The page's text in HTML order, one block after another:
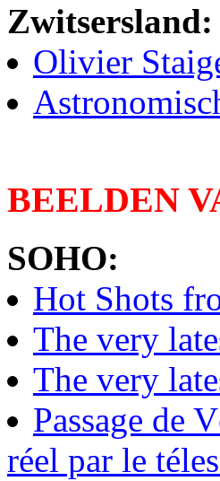
Zwitsersland:
Olivier
BEELDEN
SOHO:
Hot Shots
The very
The very
Passage de
réel par le